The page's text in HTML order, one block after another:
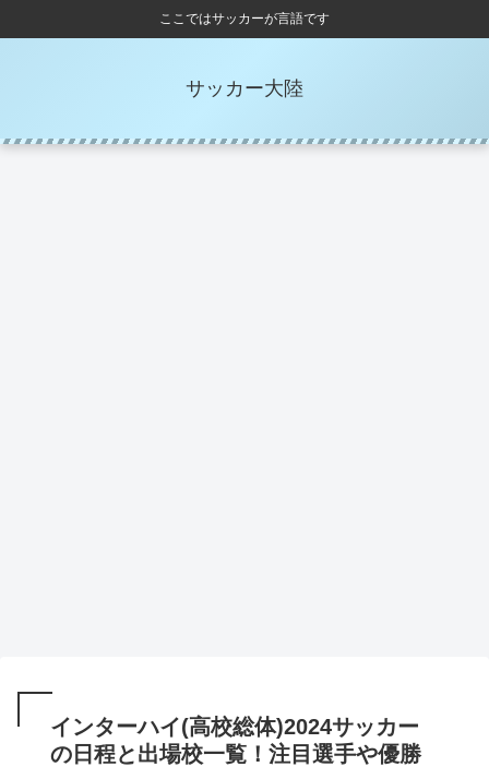
ここではサッカーが言語です
サッカー大陸
インターハイ(高校総体)2024サッカー
の日程と出場校一覧！注目選手や優勝